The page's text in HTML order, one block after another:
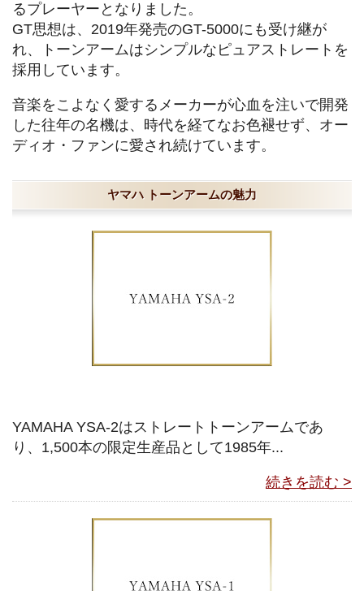
るプレーヤーとなりました。
GT思想は、2019年発売のGT-5000にも受け継が
れ、トーンアームはシンプルなピュアストレートを
採用しています。
音楽をこよなく愛するメーカーが心血を注いで開発
した往年の名機は、時代を経てなお色褪せず、オー
ディオ・ファンに愛され続けています。
ヤマハ トーンアームの魅力
YAMAHA YSA-2はストレートトーンアームであ
り、1,500本の限定生産品として1985年...
続きを読む >